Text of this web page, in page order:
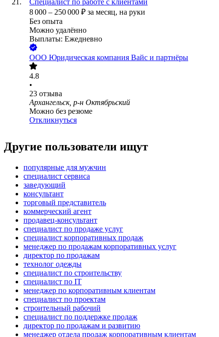
Специалист по работе с клиентами
8 000 – 250 000 ₽ за месяц, на руки
Без опыта
Можно удалённо
Выплаты: Ежедневно
ООО Юридическая компания Вайс и партнёры
4.8
•
23 отзыва
Архангельск, р-н Октябрьский
Можно без резюме
Откликнуться
Другие пользователи ищут
популярные для мужчин
специалист сервиса
заведующий
консультант
торговый представитель
коммерческий агент
продавец-консультант
специалист по продаже услуг
специалист корпоративных продаж
менеджер по продажам корпоративных услуг
директор по продажам
технолог одежды
специалист по строительству
специалист по IT
менеджер по корпоративным клиентам
специалист по проектам
строительный рабочий
специалист по поддержке продаж
директор по продажам и развитию
менеджер отдела продаж корпоративным клиентам